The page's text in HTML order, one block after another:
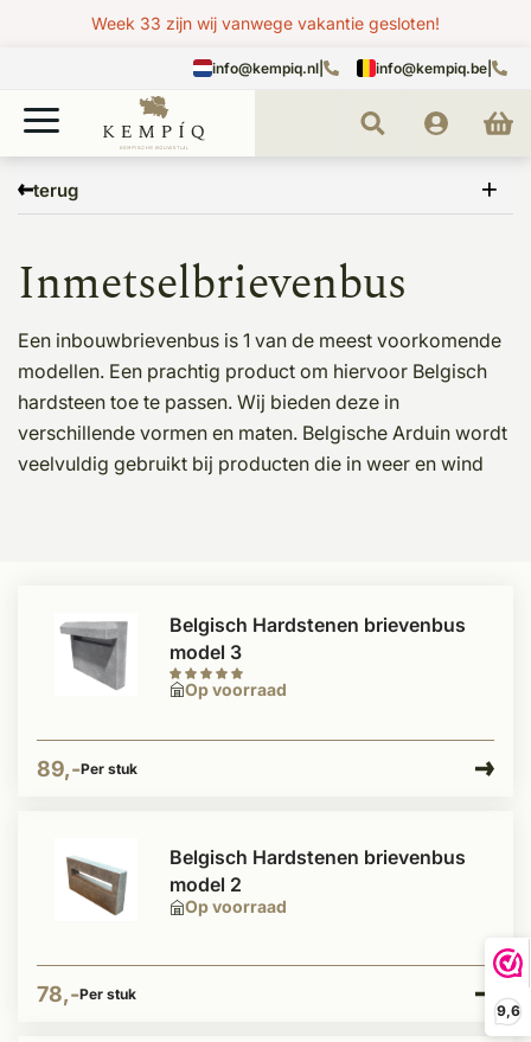
9,6
Week 33 zijn wij vanwege vakantie gesloten!
info@kempiq.nl info@kempiq.be
terug
Belgisch hardsteen Hardstenen Brievenbus
Inmetselbrievenbus
Een inbouwbrievenbus is 1 van de meest voorkomende
modellen. Een prachtig product om hiervoor Belgisch
hardsteen toe te passen. Wij bieden deze in
verschillende vormen en maten. Belgische Arduin wordt
veelvuldig gebruikt bij producten die in weer en wind
Op voorraad
Belgisch Hardstenen brievenbus
model 3
89,-Per stuk
Op voorraad
Belgisch Hardstenen brievenbus
model 2
78,-Per stuk